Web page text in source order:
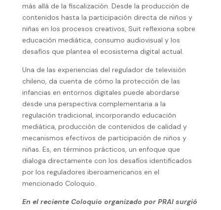
más allá de la fiscalización. Desde la producción de
contenidos hasta la participación directa de niños y
niñas en los procesos creativos, Suit reflexiona sobre
educación mediática, consumo audiovisual y los
desafíos que plantea el ecosistema digital actual.
Una de las experiencias del regulador de televisión
chileno, da cuenta de cómo la protección de las
infancias en entornos digitales puede abordarse
desde una perspectiva complementaria a la
regulación tradicional, incorporando educación
mediática, producción de contenidos de calidad y
mecanismos efectivos de participación de niños y
niñas. Es, en términos prácticos, un enfoque que
dialoga directamente con los desafíos identificados
por los reguladores iberoamericanos en el
mencionado Coloquio.
En el reciente Coloquio organizado por PRAI surgió